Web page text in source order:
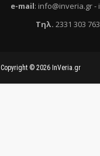
e-mail: info@inveria.gr- i
Τηλ. 2331 303 763
Copyright © 2026 InVeria.gr